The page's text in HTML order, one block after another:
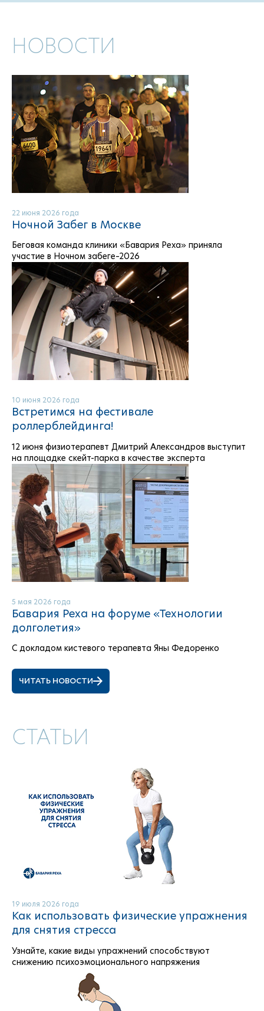
НОВОСТИ
22 июня 2026 года
Ночной Забег в Москве
Беговая команда клиники «Бавария Реха» приняла
участие в Ночном забеге–2026
10 июня 2026 года
Встретимся на фестивале
роллерблейдинга!
12 июня физиотерапевт Дмитрий Александров выступит
на площадке скейт-парка в качестве эксперта
5 мая 2026 года
Бавария Реха на форуме «Технологии
долголетия»
С докладом кистевого терапевта Яны Федоренко
ЧИТАТЬ НОВОСТИ
СТАТЬИ
19 июля 2026 года
Как использовать физические упражнения
для снятия стресса
Узнайте, какие виды упражнений способствуют
снижению психоэмоционального напряжения